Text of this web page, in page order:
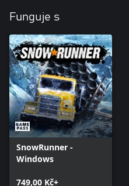
Funguje s
SnowRunner -
Windows
749,00 Kč+